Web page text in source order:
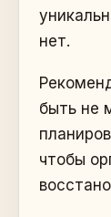
нет.
быть не
чтобы